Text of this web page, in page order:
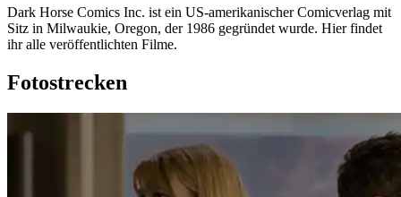
Dark Horse Comics Inc. ist ein US-amerikanischer Comicverlag mit
Sitz in Milwaukie, Oregon, der 1986 gegründet wurde. Hier findet
ihr alle veröffentlichten Filme.
Fotostrecken